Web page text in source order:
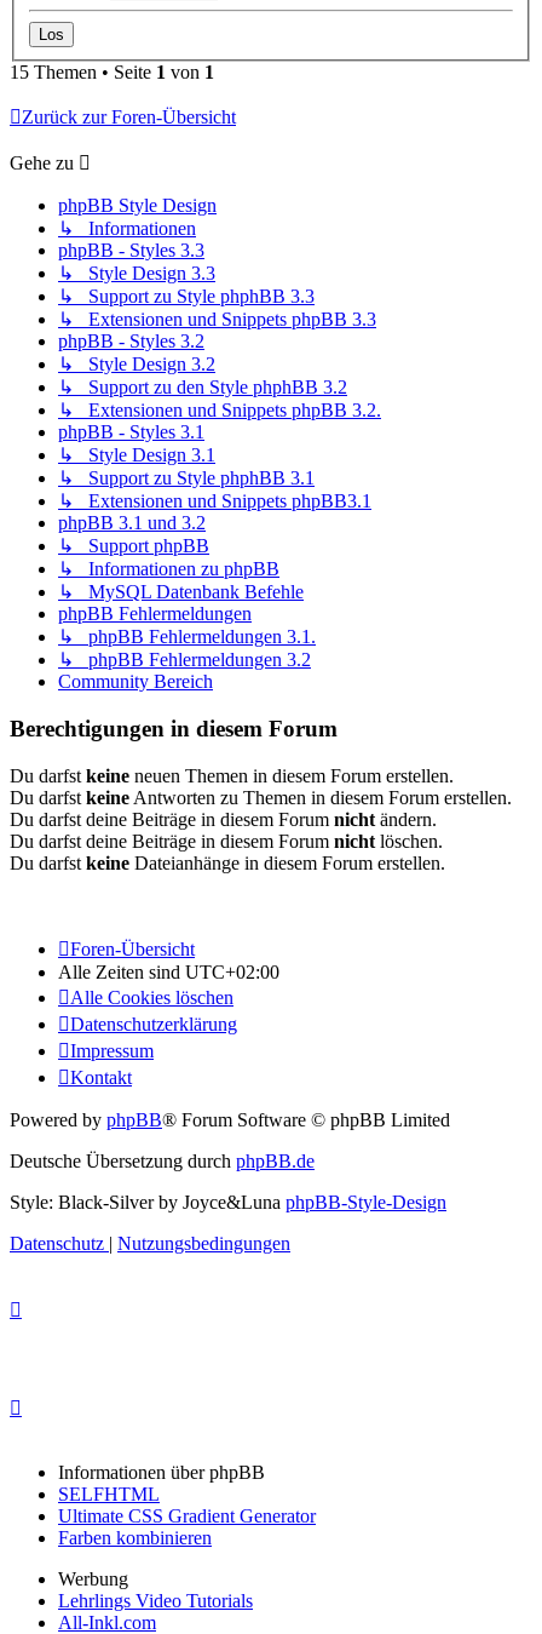
15 Themen • Seite 1 von 1
Zurück zur Foren-Übersicht
Gehe zu
phpBB Style Design
↳ Informationen
phpBB - Styles 3.3
↳ Style Design 3.3
↳ Support zu Style phphBB 3.3
↳ Extensionen und Snippets phpBB 3.3
phpBB - Styles 3.2
↳ Style Design 3.2
↳ Support zu den Style phphBB 3.2
↳ Extensionen und Snippets phpBB 3.2.
phpBB - Styles 3.1
↳ Style Design 3.1
↳ Support zu Style phphBB 3.1
↳ Extensionen und Snippets phpBB3.1
phpBB 3.1 und 3.2
↳ Support phpBB
↳ Informationen zu phpBB
↳ MySQL Datenbank Befehle
phpBB Fehlermeldungen
↳ phpBB Fehlermeldungen 3.1.
↳ phpBB Fehlermeldungen 3.2
Community Bereich
Berechtigungen in diesem Forum
Du darfst keine neuen Themen in diesem Forum erstellen.
Du darfst keine Antworten zu Themen in diesem Forum erstellen.
Du darfst deine Beiträge in diesem Forum nicht ändern.
Du darfst deine Beiträge in diesem Forum nicht löschen.
Du darfst keine Dateianhänge in diesem Forum erstellen.
Foren-Übersicht
Alle Zeiten sind UTC+02:00
Alle Cookies löschen
Datenschutzerklärung
Impressum
Kontakt
Powered by phpBB® Forum Software © phpBB Limited
Deutsche Übersetzung durch phpBB.de
Style: Black-Silver by Joyce&Luna phpBB-Style-Design
Datenschutz | Nutzungsbedingungen
Informationen über phpBB
SELFHTML
Ultimate CSS Gradient Generator
Farben kombinieren
Werbung
Lehrlings Video Tutorials
All-Inkl.com